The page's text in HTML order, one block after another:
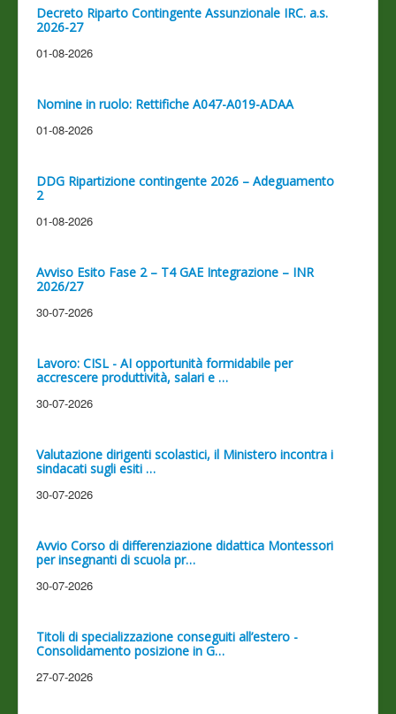
Decreto Riparto Contingente Assunzionale IRC. a.s.
2026-27
01-08-2026
Nomine in ruolo: Rettifiche A047-A019-ADAA
01-08-2026
DDG Ripartizione contingente 2026 – Adeguamento
2
01-08-2026
Avviso Esito Fase 2 – T4 GAE Integrazione – INR
2026/27
30-07-2026
Lavoro: CISL - AI opportunità formidabile per
accrescere produttività, salari e …
30-07-2026
Valutazione dirigenti scolastici, il Ministero incontra i
sindacati sugli esiti …
30-07-2026
Avvio Corso di differenziazione didattica Montessori
per insegnanti di scuola pr…
30-07-2026
Titoli di specializzazione conseguiti all’estero -
Consolidamento posizione in G…
27-07-2026